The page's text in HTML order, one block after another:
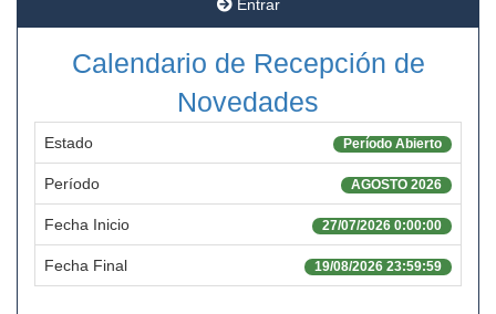
Entrar
Calendario de Recepción de
Novedades
Estado Período Abierto
Período AGOSTO 2026
Fecha Inicio 27/07/2026 0:00:00
Fecha Final 19/08/2026 23:59:59